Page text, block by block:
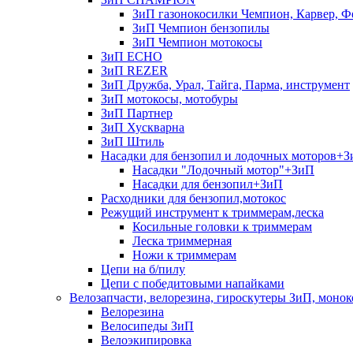
ЗиП газонокосилки Чемпион, Карвер,
ЗиП Чемпион бензопилы
ЗиП Чемпион мотокосы
ЗиП ECHO
ЗиП REZER
ЗиП Дружба, Урал, Тайга, Парма, инструмент
ЗиП мотокосы, мотобуры
ЗиП Партнер
ЗиП Хускварна
ЗиП Штиль
Насадки для бензопил и лодочных
Насадки "Лодочный мотор"+ЗиП
Насадки для бензопил+ЗиП
Расходники для бензопил,мотокос
Режущий инструмент к триммерам,леска
Косильные головки к триммерам
Леска триммерная
Ножи к триммерам
Цепи на б/пилу
Цепи с победитовыми напайками
Велозапчасти, велорезина, гироскутеры ЗиП,
Велорезина
Велосипеды ЗиП
Велоэкипировка